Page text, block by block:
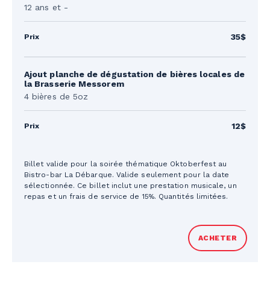
12 ans et -
35$
Ajout planche de dégustation de bières locales de
la Brasserie Messorem
4 bières de 5oz
12$
Billet valide pour la soirée thématique Oktoberfest au
Bistro-bar La Débarque. Valide seulement pour la date
sélectionnée. Ce billet inclut une prestation musicale, un
repas et un frais de service de 15%. Quantités limitées.
ACHETER